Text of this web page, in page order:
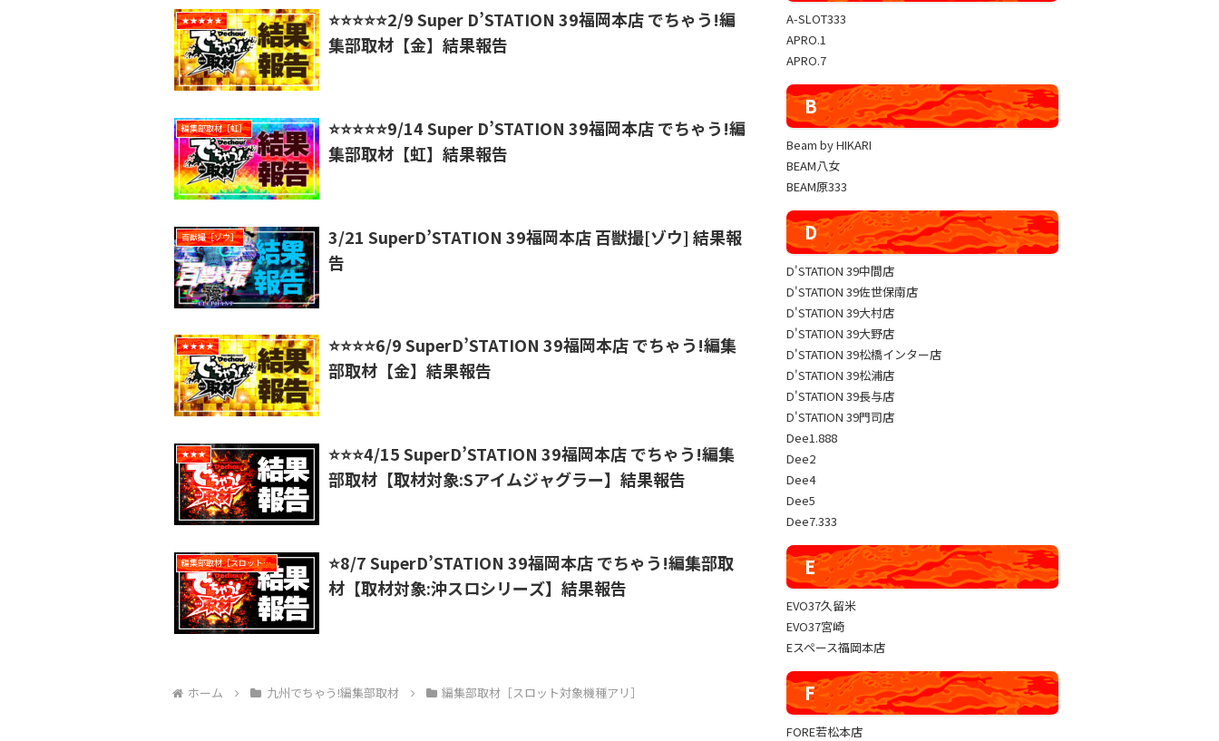
★★★★★
⭐️⭐️⭐️⭐️⭐️2/9 Super D’STATION 39福岡本店 でちゃう!編
集部取材【金】結果報告
編集部取材［虹］
⭐️⭐️⭐️⭐️⭐️9/14 Super D’STATION 39福岡本店 でちゃう!編
集部取材【虹】結果報告
百獣撮［ゾウ］
3/21 SuperD’STATION 39福岡本店 百獣撮[ゾウ] 結果報
告
★★★★
⭐️⭐️⭐️⭐️6/9 SuperD’STATION 39福岡本店 でちゃう!編集
部取材【金】結果報告
★★★
⭐️⭐️⭐️4/15 SuperD’STATION 39福岡本店 でちゃう!編集
部取材【取材対象:Sアイムジャグラー】結果報告
編集部取材［スロット対象機種アリ］
⭐️8/7 SuperD’STATION 39福岡本店 でちゃう!編集部取
材【取材対象:沖スロシリーズ】結果報告
ホーム 九州でちゃう!編集部取材 編集部取材［スロット対象機種アリ］
SHOW TIME取材
聖域取材
戸畑クエスト
YUKO LUCKY×FACE 共闘取材
ヴァルヴレイヴ編集部一斉調査
三共闘取材
熊本の陣
協力取材
ゼッパチ取材
A-SLOT333
APRO.1
APRO.7
B
Beam by HIKARI
BEAM八女
BEAM原333
D
D'STATION 39中間店
D'STATION 39佐世保南店
D'STATION 39大村店
D'STATION 39大野店
D'STATION 39松橋インター店
D'STATION 39松浦店
D'STATION 39長与店
D'STATION 39門司店
Dee1.888
Dee2
Dee4
Dee5
Dee7.333
E
EVO37久留米
EVO37宮崎
Eスペース福岡本店
F
FORE若松本店